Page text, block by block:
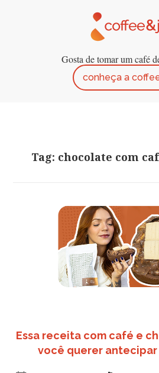
Gosta de tomar um café
conheça a
Tag: chocolate com
Essa receita com café e
você querer antecipar